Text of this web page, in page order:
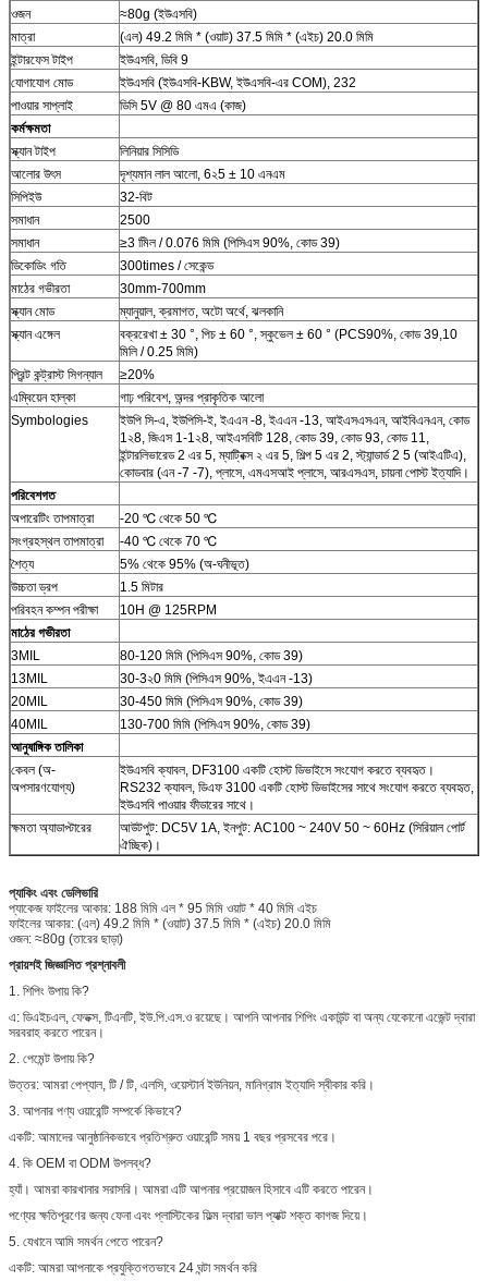
ওজন
≈80g (ইউএসবি)
মাত্রা
(এল) 49.2 মিমি * (ওয়াট) 37.5 মিমি * (এইচ) 20.0 মিমি
ইন্টারফেস টাইপ
ইউএসবি, ডিবি 9
যোগাযোগ মোড
ইউএসবি (ইউএসবি-KBW, ইউএসবি-এর COM), 232
পাওয়ার সাপ্লাই
ডিসি 5V @ 80 এমএ (কাজ)
কর্মক্ষমতা
স্ক্যান টাইপ
লিনিয়ার সিসিডি
আলোর উৎস
দৃশ্যমান লাল আলো, 6২5 ± 10 এনএম
সিপিইউ
32-বিট
সমাধান
2500
সমাধান
≥3 মিিল / 0.076 মিমি (পিসিএস 90%, কোড 39)
ডিকোডিং গতি
300times / সেকেন্ড
মাঠের গভীরতা
30mm-700mm
স্ক্যান মোড
ম্যানুয়াল, ক্রমাগত, অটো অর্থে, ঝলকানি
স্ক্যান এঙ্গেল
বক্ররেখা ± 30 °, পিচ ± 60 °, স্কুভেল ± 60 ° (PCS90%, কোড 39,10
মিলি / 0.25 মিমি)
প্রিন্ট কন্ট্রাস্ট সিগন্যাল
≥20%
এম্বিয়েন হাল্কা
গাঢ় পরিবেশ, অন্দর প্রাকৃতিক আলো
Symbologies
ইউপি সি-এ, ইউপিসি-ই, ইএএন -8, ইএএন -13, আইএসএসএন, আইবিএনএন, কোড
1২8, জিএস 1-1২8, আইএসবিটি 128, কোড 39, কোড 93, কোড 11,
ইন্টারলিভারেড 2 এর 5, ম্যাট্রিক্স ২ এর 5, শিল্প 5 এর 2, স্ট্যান্ডার্ড 2 5 (আইএটিএ),
কোডবার (এন -7 -7), প্লাসে, এমএসআই প্লাসে, আরএসএস, চায়না পোস্ট ইত্যাদি।
পরিবেশগত
অপারেটিং তাপমাত্রা
-20 ℃ থেকে 50 ℃
সংগ্রহস্থল তাপমাত্রা
-40 ℃ থেকে 70 ℃
শৈত্য
5% থেকে 95% (অ-ঘনীভূত)
উচ্চতা ড্রপ
1.5 মিটার
পরিবহন কম্পন পরীক্ষা
10H @ 125RPM
মাঠের গভীরতা
3MIL
80-120 মিমি (পিসিএস 90%, কোড 39)
13MIL
30-3২0 মিমি (পিসিএস 90%, ইএএন -13)
20MIL
30-450 মিমি (পিসিএস 90%, কোড 39)
40MIL
130-700 মিমি (পিসিএস 90%, কোড 39)
আনুষাঙ্গিক তালিকা
কেবল (অ-
অপসারণযোগ্য)
ইউএসবি ক্যাবল, DF3100 একটি হোস্ট ডিভাইসে সংযোগ করতে ব্যবহৃত।
RS232 ক্যাবল, ডিএফ 3100 একটি হোস্ট ডিভাইসের সাথে সংযোগ করতে ব্যবহৃত,
ইউএসবি পাওয়ার ফীডারের সাথে।
ক্ষমতা অ্যাডাপ্টারের
আউটপুট: DC5V 1A, ইনপুট: AC100 ~ 240V 50 ~ 60Hz (সিরিয়াল পোর্ট
ঐচ্ছিক)।
প্যাকিং এবং ডেলিভারি
প্যাকেজ ফাইলের আকার: 188 মিমি এল * 95 মিমি ওয়াট * 40 মিমি এইচ
ফাইলের আকার: (এল) 49.2 মিমি * (ওয়াট) 37.5 মিমি * (এইচ) 20.0 মিমি
ওজন: ≈80g (তারের ছাড়া)
প্রায়শই জিজ্ঞাসিত প্রশ্নাবলী
1. শিপিং উপায় কি?
এ: ডিএইচএল, ফেডক্স, টিএনটি, ইউ.পি.এস.ও রয়েছে। আপনি আপনার শিপিং একাউন্ট বা অন্য যেকোনো এজেন্ট দ্বারা
সরবরাহ করতে পারেন।
2. পেমেন্ট উপায় কি?
উত্তর: আমরা পেপ্যাল, টি / টি, এলসি, ওয়েস্টার্ন ইউনিয়ন, মানিগ্রাম ইত্যাদি স্বীকার করি।
3. আপনার পণ্য ওয়ারেন্টি সম্পর্কে কিভাবে?
একটি: আমাদের আনুষ্ঠানিকভাবে প্রতিশ্রুত ওয়ারেন্টি সময় 1 বছর প্রসবের পরে।
4. কি OEM বা ODM উপলব্ধ?
হ্যাঁ। আমরা কারখানার সরাসরি। আমরা এটি আপনার প্রয়োজন হিসাবে এটি করতে পারেন।
পণ্যের ক্ষতিপূরণের জন্য ফেনা এবং প্লাস্টিকের ফিল্ম দ্বারা ভাল প্যাক্ট শক্ত কাগজ দিয়ে।
5. যেখানে আমি সমর্থন পেতে পারেন?
একটি: আমরা আপনাকে প্রযুক্তিগতভাবে 24 ঘন্টা সমর্থন করি